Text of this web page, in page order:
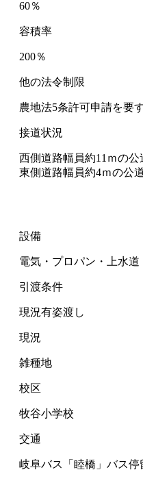
60％
容積率
200％
他の法令制限
農地法5条許可申請を要
接道状況
西側道路幅員約11ｍの
東側道路幅員約4ｍの公
設備
電気・プロパン・上水道
引渡条件
現況有姿渡し
現況
雑種地
校区
牧谷小学校
交通
岐阜バス「睦橋」バス停